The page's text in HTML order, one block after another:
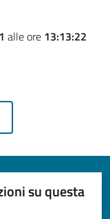
alle ore 13:13:22
su questa